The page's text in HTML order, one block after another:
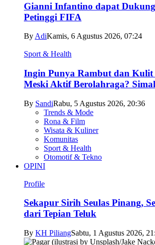
Gianni Infantino dapat
Petinggi FIFA
By AdiKamis, 6 Agustus 2026, 07:24
Sport & Health
Ingin Punya Rambut dan Kulit
Meski Aktif Berolahraga?
By SandiRabu, 5 Agustus 2026, 20:36
Trends & Mode
Rona & Film
Wisata & Kuliner
Komunitas
Sport & Health
Otomotif & Tekno
OPINI
Profile
Sekapur Sirih Seulas Pinang,
dari Tepian Teluk
By KH PiliangSabtu, 1 Agustus 2026,